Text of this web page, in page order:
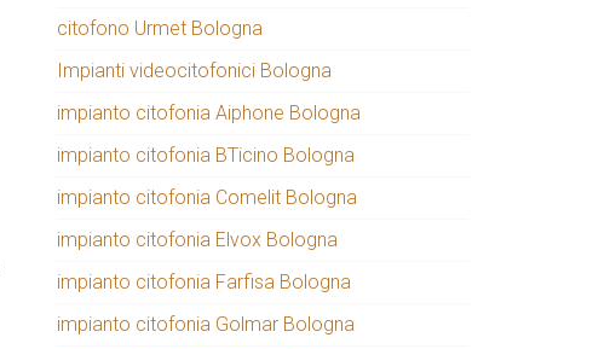
citofono Urmet Bologna
Impianti videocitofonici Bologna
impianto citofonia Aiphone Bologna
impianto citofonia BTicino Bologna
impianto citofonia Comelit Bologna
impianto citofonia Elvox Bologna
impianto citofonia Farfisa Bologna
impianto citofonia Golmar Bologna